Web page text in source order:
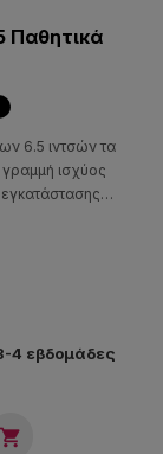
Παθητικά
6.5 ιντσών τα
γραμμή ισχύος
4 εβδομάδες
